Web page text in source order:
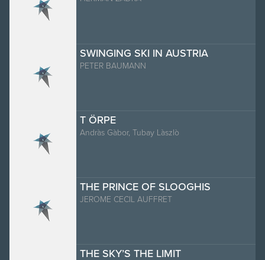
SWINGING SKI IN AUSTRIA
PETER BAUMANN
T ÖRPE
Andràs Gàbor, Tubay Làszlò
THE PRINCE OF SLOOGHIS
JEROME CECIL AUFFRET
THE SKY’S THE LIMIT